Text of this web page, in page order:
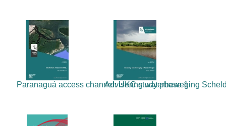
Paranaguá access channel: UKC study phase 1
Advisering waterbeweging